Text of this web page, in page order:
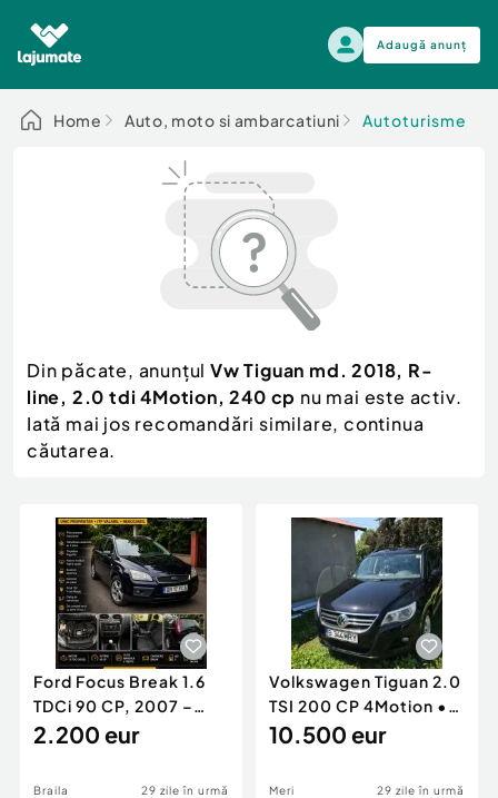
Adaugă anunț
Alege categoria
Auto, moto si ambarcatiuni
Electronice si electrocasnice
Mama si copilul
Moda si frumusete
Sport, timp liber, arta
Servicii
Animale de companie
Afaceri și echipamente profesionale
Inchiriere Bunuri si Vehicule
Auto, moto si ambarcatiuni
Scutere - ATV - UTV
Autoutilitare
Ambarcatiuni
Camioane - Rulote - Remorci
Utilaje agricole si industriale
Piese auto si accesorii
Dacia Duster
Home Auto, moto si ambarcatiuni Autoturisme
Din păcate, anunțul Vw Tiguan md. 2018, R-
line, 2.0 tdi 4Motion, 240 cp nu mai este activ.
Iată mai jos recomandări similare, continua
căutarea.
Ford Focus Break 1.6
TDCi 90 CP, 2007 –
Unic proprietar, ITP
2.200 eur
Braila 29 zile în urmă
Volkswagen Tiguan 2.0
TSI 200 CP 4Motion •
2009 • Manual •
10.500 eur
Meri 29 zile în urmă